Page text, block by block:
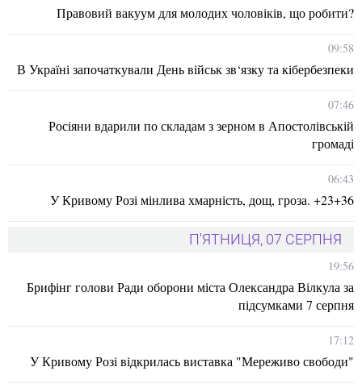
Правовий вакуум для молодих чоловіків, що робити?
09:58
В Україні започаткували День військ зв‘язку та кібербезпеки
07:46
Росіяни вдарили по складам з зерном в Апостолівській
громаді
06:43
У Кривому Розі мінлива хмарність, дощ, гроза. +23+36
П'ЯТНИЦЯ, 07 СЕРПНЯ
19:56
Брифінг голови Ради оборони міста Олександра Вілкула за
підсумками 7 серпня
17:12
У Кривому Розі відкрилась виставка "Мереживо свободи"